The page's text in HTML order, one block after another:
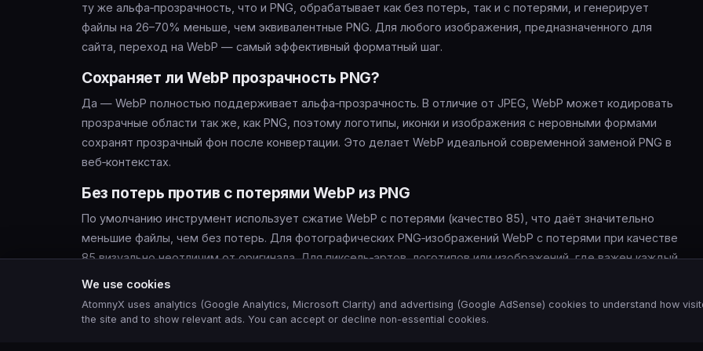
ту же альфа‑прозрачность, что и PNG, обрабатывает как без потерь, так и с потерями, и генерирует
файлы на 26–70% меньше, чем эквивалентные PNG. Для любого изображения, предназначенного для
сайта, переход на WebP — самый эффективный форматный шаг.
Сохраняет ли WebP прозрачность PNG?
Да — WebP полностью поддерживает альфа‑прозрачность. В отличие от JPEG, WebP может кодировать
прозрачные области так же, как PNG, поэтому логотипы, иконки и изображения с неровными формами
сохранят прозрачный фон после конвертации. Это делает WebP идеальной современной заменой PNG в
веб‑контекстах.
Без потерь против с потерями WebP из PNG
По умолчанию инструмент использует сжатие WebP с потерями (качество 85), что даёт значительно
меньшие файлы, чем без потерь. Для фотографических PNG‑изображений WebP с потерями при качестве
85 визуально неотличим от оригинала. Для пиксель‑артов, логотипов или изображений, где важен каждый
пиксель, увеличьте качество до 95–100 для почти без потерь.
We use cookies
AtomnyX uses analytics (Google Analytics, Microsoft Clarity) and advertising (Google AdSense) cookies to understand how
the site and to show relevant ads. You can accept or decline non-essential cookies.